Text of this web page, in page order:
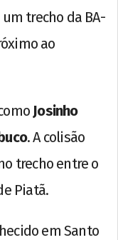
trecho da BA-
ao
Josinho
. A colisão
trecho entre o
Piatã.
em Santo